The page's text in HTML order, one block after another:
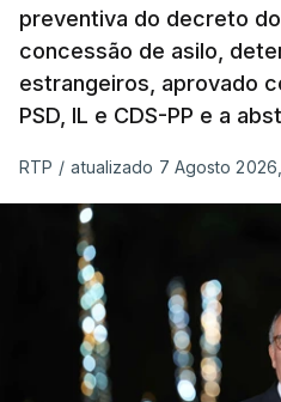
preventiva do decreto
concessão de asilo,
estrangeiros, aprovado
PSD, IL e CDS-PP e a
RTP / atualizado 7 Agosto 2026,